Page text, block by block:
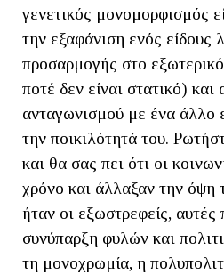
γενετικός μονομορφισμός
την εξαφάνιση ενός είδους
προσαρμογής στο
ποτέ δεν είναι στατικό) και
ανταγωνισμού με ένα άλλο
την ποικιλότητά του.
και θα σας πει ότι οι
χρόνο και άλλαξαν την όψη
ήταν οι εξωστρεφείς,
συνύπαρξη φυλών και
τη μονοχρωμία, η